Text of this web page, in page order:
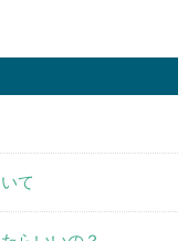
て